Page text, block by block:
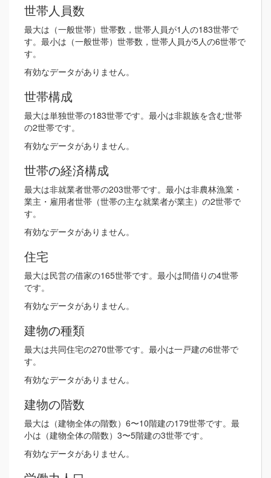
世帯人員数
最大は（一般世帯）世帯数，世帯人員が1人の183世帯で
す。最小は（一般世帯）世帯数，世帯人員が5人の6世帯で
す。
有効なデータがありません。
世帯構成
最大は単独世帯の183世帯です。最小は非親族を含む世帯
の2世帯です。
有効なデータがありません。
世帯の経済構成
最大は非就業者世帯の203世帯です。最小は非農林漁業・
業主・雇用者世帯（世帯の主な就業者が業主）の2世帯で
す。
有効なデータがありません。
住宅
最大は民営の借家の165世帯です。最小は間借りの4世帯
です。
有効なデータがありません。
建物の種類
最大は共同住宅の270世帯です。最小は一戸建の6世帯で
す。
有効なデータがありません。
建物の階数
最大は（建物全体の階数）6〜10階建の179世帯です。最
小は（建物全体の階数）3〜5階建の3世帯です。
有効なデータがありません。